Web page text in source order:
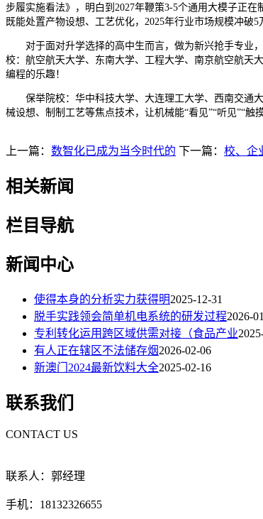
步履实施看法》，明白到2027年鞭策3-5个通用大模子正
既能处置产物设想、工艺优化，2025年行业市场规模冲破
对于面对升学选择的高中生而言，做为新兴抢手专业，
校：航空航天大学、东南大学、工程大学、南京航空航天
编程的乐趣！
保举院校：华中科技大学、大连理工大学、西南交通大
械设想、制制工艺等焦点技术，让机械能“看见”“听见”“
上一篇： 数智化已成为当今时代的 下一篇： 校、企
相关新闻
栏目导航
新闻中心
使得本身的分析实力获得明2025-12-31
脱手实践领会简单机电系统的研发过程2026-
专利转化运用跨区域供需对接（食品产业
有人正在辖区不法储存烟2026-02-06
新澳门2024最新饮料大全2025-02-16
联系我们
CONTACT US
联系人：郭经理
手机：18132326655